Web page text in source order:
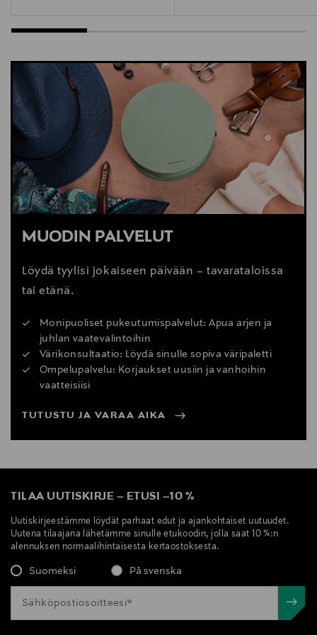
MUODIN PALVELUT
Löydä tyylisi jokaiseen päivään – tavarataloissa
tai etänä.
Monipuoliset pukeutumispalvelut: Apua arjen ja
juhlan vaatevalintoihin
Värikonsultaatio: Löydä sinulle sopiva väripaletti
Ompelupalvelu: Korjaukset uusiin ja vanhoihin
vaatteisiisi
TUTUSTU JA VARAA AIKA
TILAA UUTISKIRJE – ETUSI –10 %
Uutiskirjeestämme löydät parhaat edut ja ajankohtaiset uutuudet.
Uutena tilaajana lähetämme sinulle etukoodin, jolla saat 10 %:n
alennuksen normaalihintaisesta kertaostoksesta.
Suomeksi På svenska